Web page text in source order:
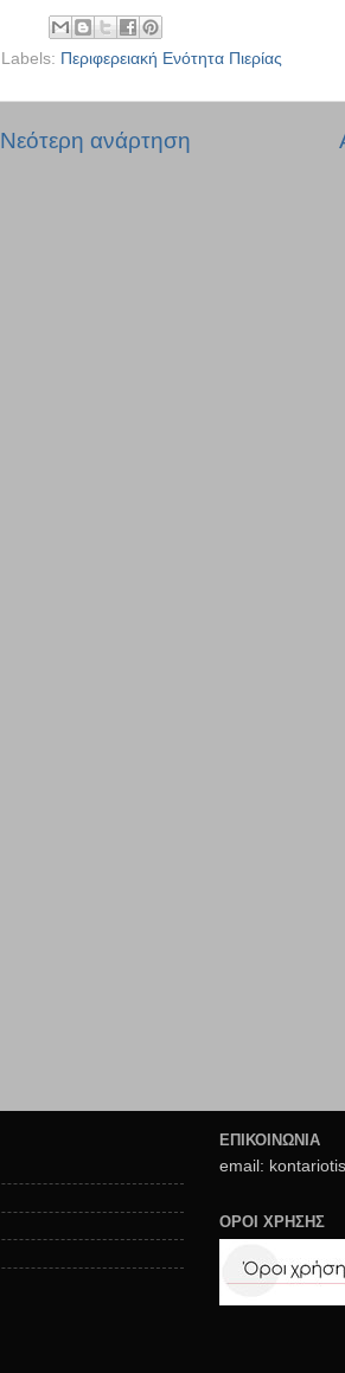
Labels: Περιφερειακή Ενότητα Πιερίας
Νεότερη ανάρτηση
ΕΠΙΚΟΙΝΩΝΙΑ
email:
ΟΡΟΙ ΧΡΗΣΗΣ